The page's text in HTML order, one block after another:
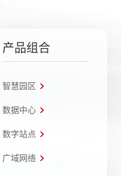
产品组合
智慧园区
数据中心
数字站点
广域网络